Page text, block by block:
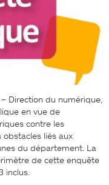
Direction du numérique,
en vue de
contre les
liés aux
du département. La
de cette enquête
inclus.